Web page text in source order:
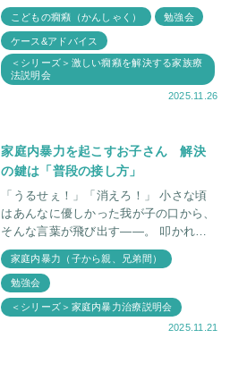
開催しました。 この日は、親御さん同
士が円になって自己紹介をしていただく
ところから始
こどもの癇癪（かんしゃく） 勉強会
ケース&アドバイス
＜シリーズ＞激しい癇癪を解決する家族療
法説明会
2025.11.26
家庭内暴力を起こすお子さん 解決
の鍵は「普段の接し方」
「うるせぇ！」「消えろ！」 小さな頃
はあんなに優しかった我が子の口から、
そんな言葉が飛び出す——。 叩かれ、
蹴られ、物を投げつけられる——。 ど
うして、こんなことになってしまったん
だろう
家庭内暴力（子から親、兄弟間）
勉強会
＜シリーズ＞家庭内暴力治療説明会
2025.11.21